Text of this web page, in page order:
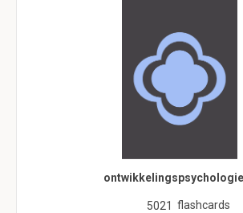
ontwikkelingspsychologie
5021 flashcards